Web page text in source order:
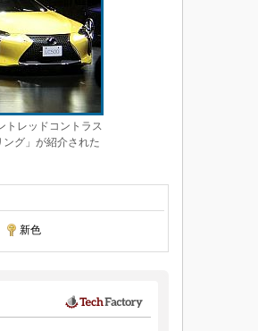
トレッドコントラス
グ」が紹介された
新色